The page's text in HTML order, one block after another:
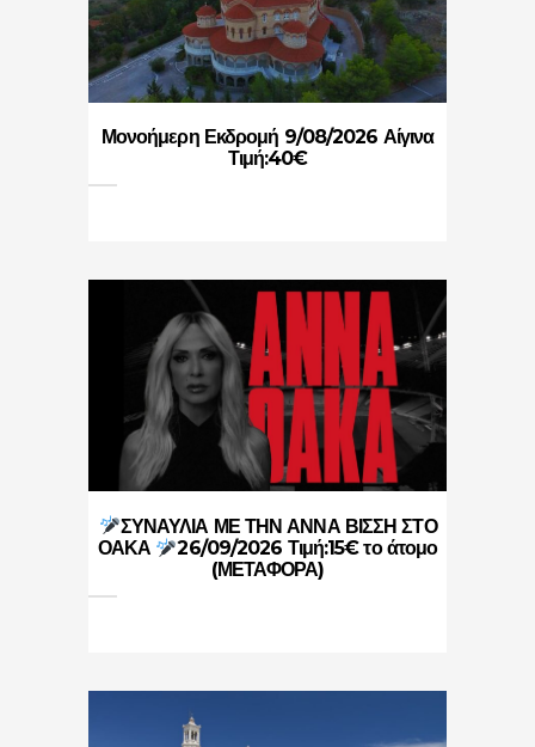
Μονοήμερη Εκδρομή 9/08/2026 Αίγινα
Τιμή:40€
ΣΥΝΑΥΛΙΑ ΜΕ ΤΗΝ ΑΝΝΑ ΒΙΣΣΗ ΣΤΟ
ΟΑΚΑ
26/09/2026 Τιμή:15€ το άτομο
(ΜΕΤΑΦΟΡΑ)